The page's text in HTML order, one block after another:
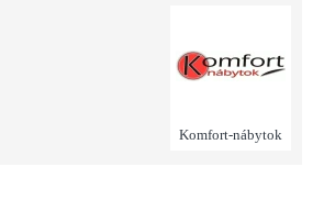
Komfort-nábytok